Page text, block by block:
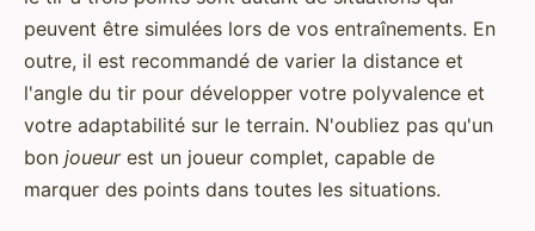
peuvent être simulées lors de vos entraînements. En
outre, il est recommandé de varier la distance et
l'angle du tir pour développer votre polyvalence et
votre adaptabilité sur le terrain. N'oubliez pas qu'un
bon joueurest un joueur complet, capable de
marquer des points dans toutes les situations.